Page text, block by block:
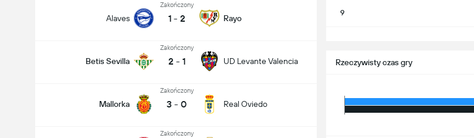
Alaves
Zakończony
1 - 2 Rayo
Betis Sevilla
Zakończony
2 - 1 UD Levante Valencia
Mallorka
Zakończony
3 - 0 Real Oviedo
Zakończony
9
Rzeczywisty czas gry